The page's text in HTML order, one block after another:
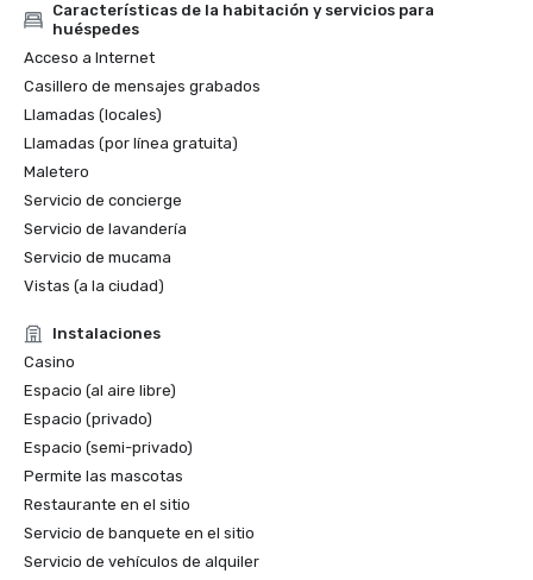
Características de la habitación y servicios para
huéspedes
Acceso a Internet
Casillero de mensajes grabados
Llamadas (locales)
Llamadas (por línea gratuita)
Maletero
Servicio de concierge
Servicio de lavandería
Servicio de mucama
Vistas (a la ciudad)
Instalaciones
Casino
Espacio (al aire libre)
Espacio (privado)
Espacio (semi-privado)
Permite las mascotas
Restaurante en el sitio
Servicio de banquete en el sitio
Servicio de vehículos de alquiler